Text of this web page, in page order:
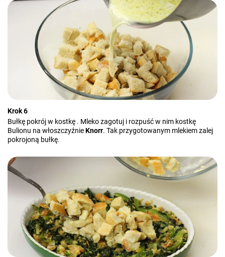
Krok 6
Bułkę pokrój w kostkę . Mleko zagotuj i rozpuść w nim kostkę
Bulionu na włoszczyźnieKnorr. Tak przygotowanym mlekiem zalej
pokrojoną bułkę.